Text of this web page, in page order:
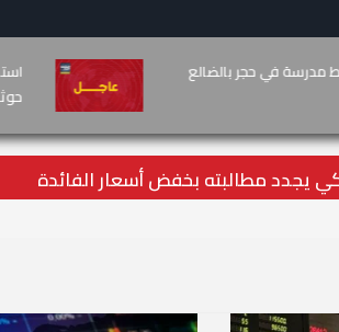
يجدد مطالبته بخفض أسعار الفائدة
يجدد مطالبته بخفض أسعار الفائدة